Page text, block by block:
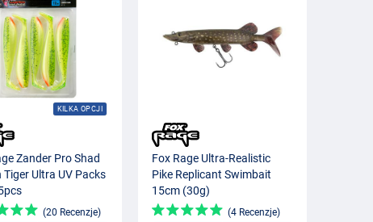
KILKA OPCJI
Zander Pro Shad
Tiger Ultra UV Packs
(20 Recenzje)
Fox Rage Ultra-Realistic
Pike Replicant Swimbait
15cm (30g)
(4 Recenzje)